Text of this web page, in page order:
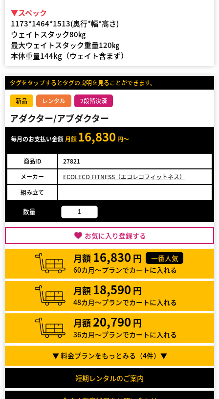
▼スペック
1173*1464*1513(奥行*幅*高さ)
ウェイトスタック80㎏
最大ウェイトスタック重量120㎏
本体重量144kg（ウェイト含まず）
タグをタップするとタグの説明を見ることができます。
新品 レンタル 2段階決済
アダクター/アブダクター
毎月のお支払い金額 月額 16,830 円～
商品ID
27821
メーカー
ECOLECO FITNESS（エコレコフィットネス）
組み立て
数量
お気に入り登録する
月額 16,830 円
一番人気
60カ月～プランでカートに入れる
月額 18,590 円
48カ月～プランでカートに入れる
月額 20,790 円
36カ月～プランでカートに入れる
▼ 料金プランをもっとみる（4件）▼
短期レンタルのご案内